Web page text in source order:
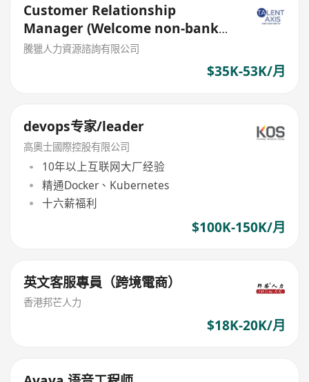
Customer Relationship
Manager (Welcome non-bank
sales person)
騰獵人力資源諮詢有限公司
$35K-53K/月
devops专家/leader
高奧士國際控股有限公司
10年以上互联网大厂经验
精通Docker、Kubernetes
十六薪福利
$100K-150K/月
英文客服專員（跨境電商）
香港邦芒人力
$18K-20K/月